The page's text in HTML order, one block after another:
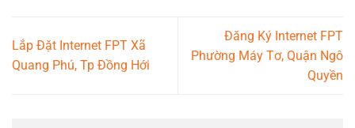
Lắp Đặt Internet FPT Xã
Quang Phú, Tp Đồng Hới
Đăng Ký Internet FPT
Phường Máy Tơ, Quận Ngô
Quyền